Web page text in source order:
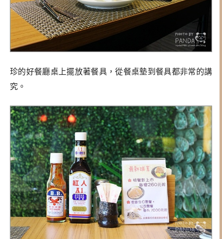
珍的好餐廳桌上擺放著餐具，從餐桌墊到餐具都非常的講
究。